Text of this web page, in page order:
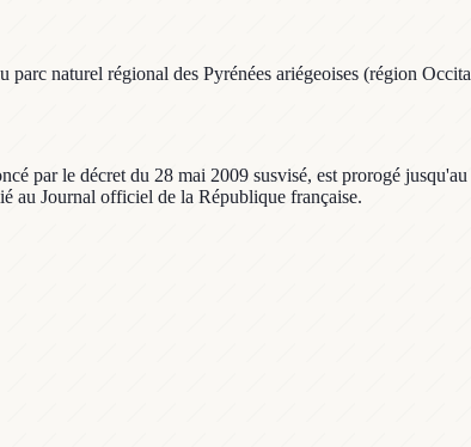
naturel régional des Pyrénées ariégeoises (région
par le décret du 28 mai 2009 susvisé, est prorogé
au Journal officiel de la République française.